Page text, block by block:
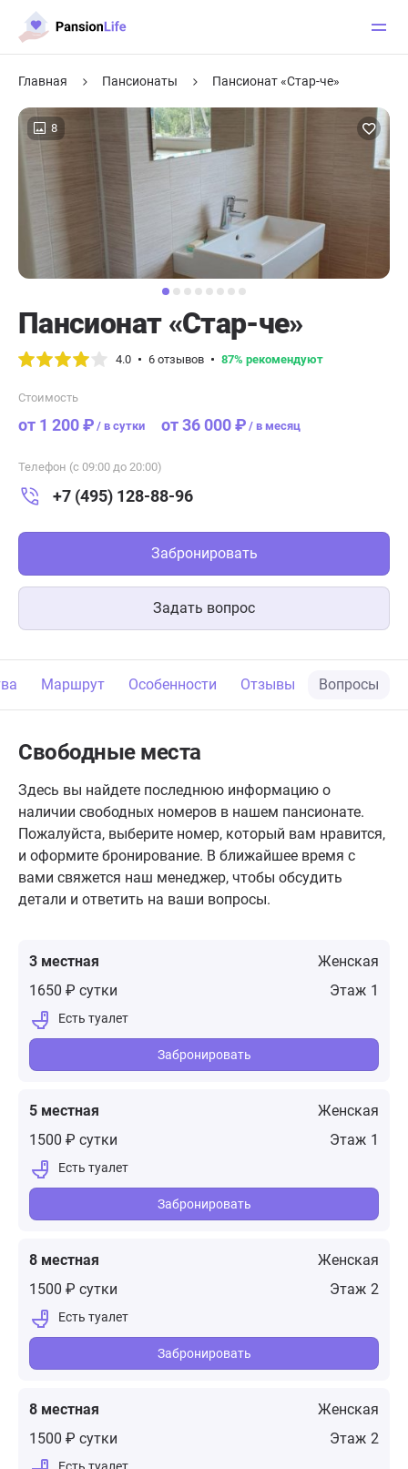
Главная Пансионаты Пансионат «Стар-че»
8
Пансионат «Стар-че»
4.0 6 отзывов 87% рекомендуют
Стоимость
от 1 200 ₽ / в сутки от 36 000 ₽ / в месяц
Телефон (с 09:00 до 20:00)
+7 (495) 128-88-96
Забронировать
Задать вопрос
Маршрут Особенности Отзывы Вопросы
Свободные места
Здесь вы найдете последнюю информацию о
наличии свободных номеров в нашем пансионате.
Пожалуйста, выберите номер, который вам нравится,
и оформите бронирование. В ближайшее время с
вами свяжется наш менеджер, чтобы обсудить
детали и ответить на ваши вопросы.
3 местная
Женская
1
1650 ₽ сутки
Забронировать
5 местная
Женская
1
1500 ₽ сутки
Забронировать
8 местная
Женская
2
1500 ₽ сутки
Забронировать
8 местная
Женская
2
1500 ₽ сутки